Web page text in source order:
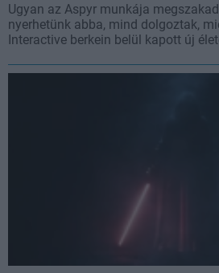
Ugyan az Aspyr munkája
nyerhetünk abba, mind dolgoztak,
Interactive berkein belül kapott új